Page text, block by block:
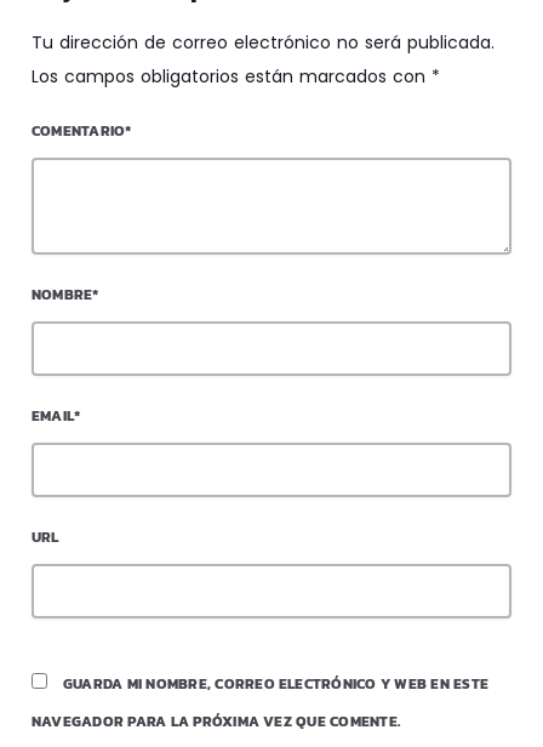
Tu dirección de correo electrónico no será publicada.
Los campos obligatorios están marcados con *
COMENTARIO*
NOMBRE*
EMAIL*
URL
GUARDA MI NOMBRE, CORREO ELECTRÓNICO Y WEB EN ESTE
NAVEGADOR PARA LA PRÓXIMA VEZ QUE COMENTE.